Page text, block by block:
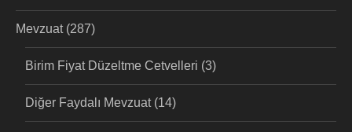
Mevzuat(287)
Birim Fiyat Düzeltme Cetvelleri (3)
Diğer Faydalı Mevzuat(14)